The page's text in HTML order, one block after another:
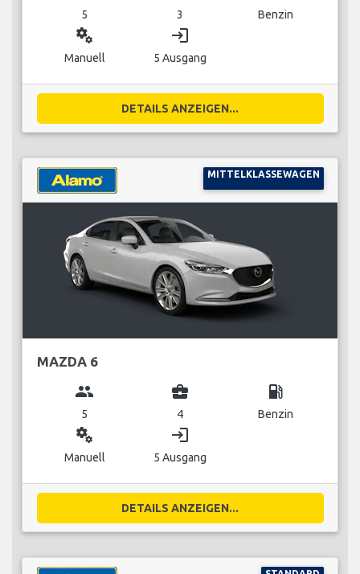
5 3 Benzin
miscellaneous_services
Manuell
login
5 Ausgang
DETAILS ANZEIGEN...
MITTELKLASSEWAGEN
MAZDA 6
group
5
business_center
4
local_gas_station
Benzin
miscellaneous_services
Manuell
login
5 Ausgang
DETAILS ANZEIGEN...